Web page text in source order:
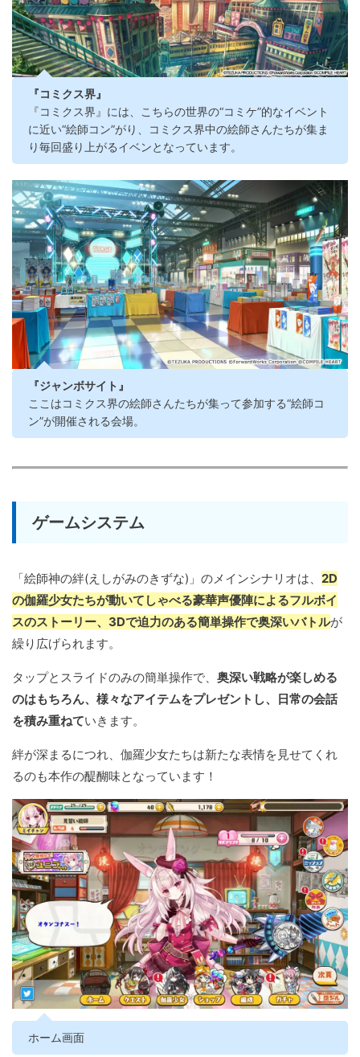
『コミクス界』
『コミクス界』には、こちらの世界の“コミケ”的なイベント
に近い“絵師コン”がり、コミクス界中の絵師さんたちが集ま
り毎回盛り上がるイベンとなっています。
『ジャンボサイト』
ここはコミクス界の絵師さんたちが集って参加する“絵師コ
ン”が開催される会場。
ゲームシステム
「絵師神の絆(えしがみのきずな)」のメインシナリオは、 2D
の伽羅少女たちが動いてしゃべる豪華声優陣によるフルボイ
スのストーリー、3Dで迫力のある簡単操作で奥深いバトルが
繰り広げられます。
タップとスライドのみの簡単操作で、 奥深い戦略が楽しめる
のはもちろん、様々なアイテムをプレゼントし、日常の会話
を積み重ねていきます。
絆が深まるにつれ、伽羅少女たちは新たな表情を見せてくれ
るのも本作の醍醐味となっています！
ホーム画面